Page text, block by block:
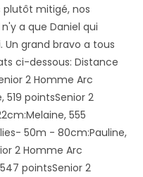
plutôt mitigé, nos
a que Daniel qui
grand bravo a tous
ci-dessous: Distance
2 Homme Arc
pointsSenior 2
555
50m - 80cm:Pauline,
2 Homme Arc
pointsSenior 2